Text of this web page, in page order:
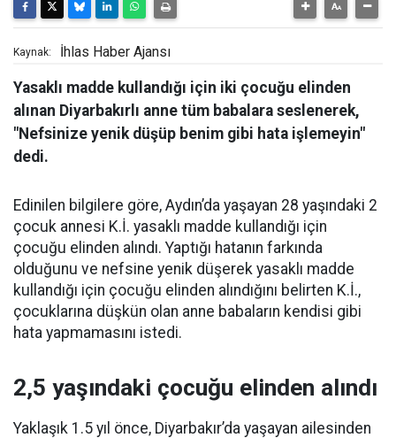
Kaynak: İhlas Haber Ajansı
Yasaklı madde kullandığı için iki çocuğu elinden
alınan Diyarbakırlı anne tüm babalara seslenerek,
"Nefsinize yenik düşüp benim gibi hata işlemeyin"
dedi.
Edinilen bilgilere göre, Aydın’da yaşayan 28 yaşındaki 2
çocuk annesi K.İ. yasaklı madde kullandığı için
çocuğu elinden alındı. Yaptığı hatanın farkında
olduğunu ve nefsine yenik düşerek yasaklı madde
kullandığı için çocuğu elinden alındığını belirten K.İ.,
çocuklarına düşkün olan anne babaların kendisi gibi
hata yapmamasını istedi.
2,5 yaşındaki çocuğu elinden alındı
Yaklaşık 1.5 yıl önce, Diyarbakır’da yaşayan ailesinden